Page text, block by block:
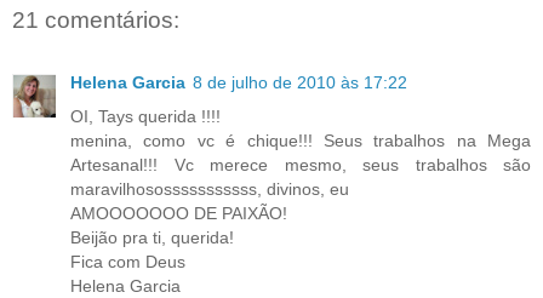
21 comentários:
Helena Garcia 8 de julho de 2010 às 17:22
OI, Tays querida !!!!
menina, como vc é chique!!! Seus trabalhos na Mega
Artesanal!!! Vc merece mesmo, seus trabalhos são
maravilhososssssssssss, divinos, eu
AMOOOOOOO DE PAIXÃO!
Beijão pra ti, querida!
Fica com Deus
Helena Garcia